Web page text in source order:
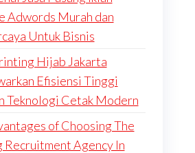
Adwords Murah dan
Untuk Bisnis
Hijab Jakarta
Efisiensi Tinggi
Teknologi Cetak Modern
of Choosing The
Recruitment Agency In